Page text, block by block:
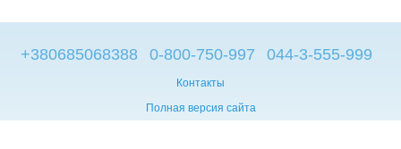
+380685068388 0-800-750-997 044-3-555-999
Контакты
Полная версия сайта